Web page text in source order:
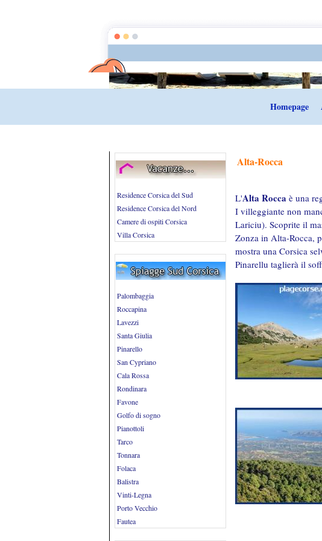
Homepage
Residence Corsica del Sud
Residence Corsica del Nord
Camere di ospiti Corsica
Villa Corsica
Palombaggia
Roccapina
Lavezzi
Santa Giulia
Pinarello
San Cypriano
Cala Rossa
Rondinara
Favone
Golfo di sogno
Pianottoli
Tarco
Tonnara
Folaca
Balistra
Vinti-Legna
Porto Vecchio
Fautea
Alta-Rocca
L'Alta Rocca è una
I villeggiante non
Lariciu). Scoprite il
Zonza in Alta-Rocca,
mostra una Corsica
Pinarellu taglierà il